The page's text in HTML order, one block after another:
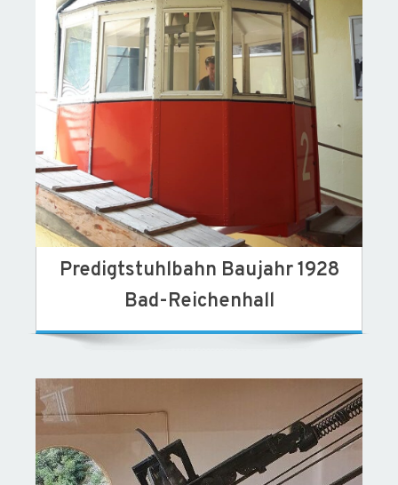
Predigtstuhlbahn Baujahr 1928
Bad-Reichenhall